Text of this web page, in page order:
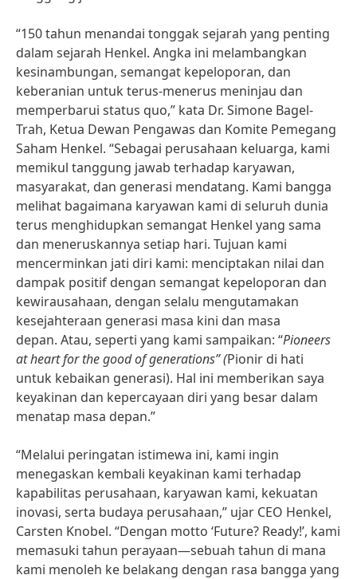
“150 tahun menandai tonggak sejarah yang penting
dalam sejarah Henkel. Angka ini melambangkan
kesinambungan, semangat kepeloporan, dan
keberanian untuk terus-menerus meninjau dan
memperbarui status quo,” kata Dr. Simone Bagel-
Trah, Ketua Dewan Pengawas dan Komite Pemegang
Saham Henkel. “Sebagai perusahaan keluarga, kami
memikul tanggung jawab terhadap karyawan,
masyarakat, dan generasi mendatang. Kami bangga
melihat bagaimana karyawan kami di seluruh dunia
terus menghidupkan semangat Henkel yang sama
dan meneruskannya setiap hari. Tujuan kami
mencerminkan jati diri kami: menciptakan nilai dan
dampak positif dengan semangat kepeloporan dan
kewirausahaan, dengan selalu mengutamakan
kesejahteraan generasi masa kini dan masa
depan. Atau, seperti yang kami sampaikan: “Pioneers
at heart for the good of generations”(Pionir di hati
untuk kebaikan generasi). Hal ini memberikan saya
keyakinan dan kepercayaan diri yang besar dalam
menatap masa depan.”
“Melalui peringatan istimewa ini, kami ingin
menegaskan kembali keyakinan kami terhadap
kapabilitas perusahaan, karyawan kami, kekuatan
inovasi, serta budaya perusahaan,” ujar CEO Henkel,
Carsten Knobel. “Dengan motto ‘Future? Ready!’, kami
memasuki tahun perayaan—sebuah tahun di mana
kami menoleh ke belakang dengan rasa bangga yang